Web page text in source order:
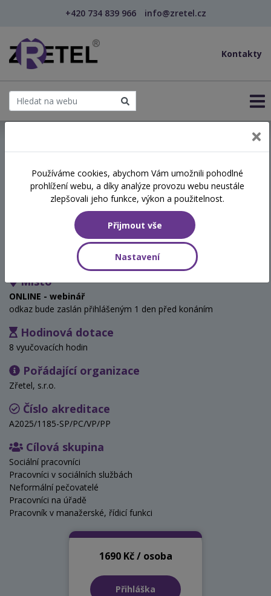
+420 734 839 966 info@zretel.cz
Kontakty
Efektivní komunikace
Místo
ONLINE - webinář
odkaz bude zaslán přihlášeným 1 den před konáním
Hodinová dotace
8 vyučovacích hodin
Pořádající organizace
Zřetel, s.r.o.
Číslo akreditace
A2025/1185-SP/PC/VP/PP
Cílová skupina
Sociální pracovníci
Pracovníci v sociálních službách
Neformální pečovatelé
Pracovníci na úřadě
Pracovník v manažerské, řídicí funkci
1690 Kč / osoba
Přihláška
Používáme cookies, abychom Vám umožnili pohodlné
prohlížení webu, a díky analýze provozu webu neustále
zlepšovali jeho funkce, výkon a použitelnost.
Přijmout vše
Nastavení